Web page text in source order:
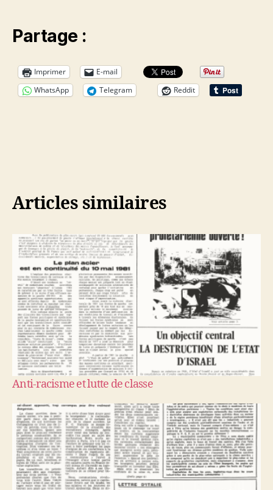
Partage :
Imprimer
E-mail
WhatsApp
Telegram Reddit
Articles similaires
Anti-racisme et lutte de classe